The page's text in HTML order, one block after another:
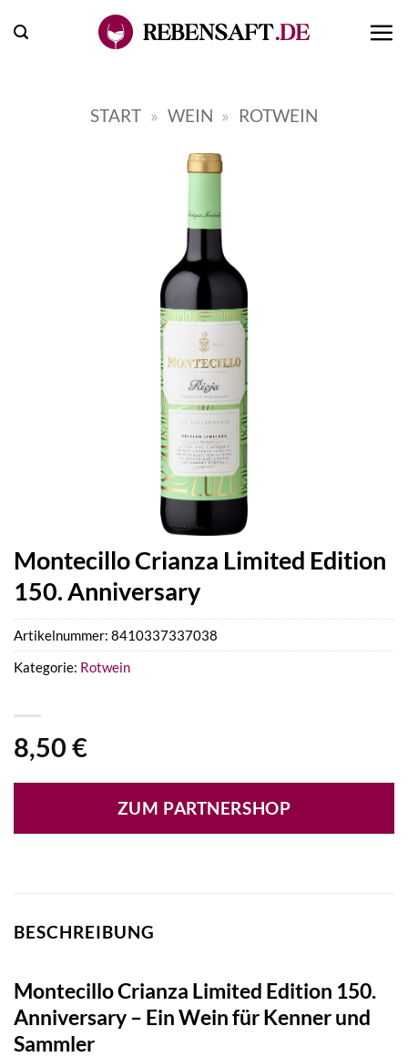
Inhalt
START » WEIN » ROTWEIN
Montecillo Crianza Limited Edition
150. Anniversary
8,50 €
ZUM PARTNERSHOP
Artikelnummer: 8410337337038
Kategorie: Rotwein
BESCHREIBUNG
Montecillo Crianza Limited Edition 150.
Anniversary – Ein Wein für Kenner und
Sammler